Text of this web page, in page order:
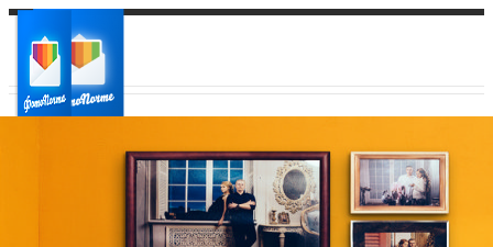
Ваш регион доставки